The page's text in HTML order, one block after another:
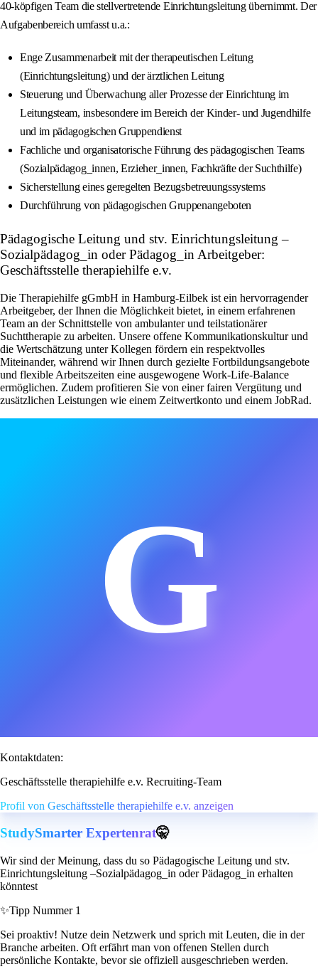
40-köpfigen Team die stellvertretende Einrichtungsleitung übernimmt. Der
Aufgabenbereich umfasst u.a.:
Enge Zusammenarbeit mit der therapeutischen Leitung
(Einrichtungsleitung) und der ärztlichen Leitung
Steuerung und Überwachung aller Prozesse der Einrichtung im
Leitungsteam, insbesondere im Bereich der Kinder- und Jugendhilfe
und im pädagogischen Gruppendienst
Fachliche und organisatorische Führung des pädagogischen Teams
(Sozialpädagog_innen, Erzieher_innen, Fachkräfte der Suchthilfe)
Sicherstellung eines geregelten Bezugsbetreuungssystems
Durchführung von pädagogischen Gruppenangeboten
Pädagogische Leitung und stv. Einrichtungsleitung –
Sozialpädagog_in oder Pädagog_in Arbeitgeber:
Geschäftsstelle therapiehilfe e.v.
Die Therapiehilfe gGmbH in Hamburg-Eilbek ist ein hervorragender
Arbeitgeber, der Ihnen die Möglichkeit bietet, in einem erfahrenen
Team an der Schnittstelle von ambulanter und teilstationärer
Suchttherapie zu arbeiten. Unsere offene Kommunikationskultur und
die Wertschätzung unter Kollegen fördern ein respektvolles
Miteinander, während wir Ihnen durch gezielte Fortbildungsangebote
und flexible Arbeitszeiten eine ausgewogene Work-Life-Balance
ermöglichen. Zudem profitieren Sie von einer fairen Vergütung und
zusätzlichen Leistungen wie einem Zeitwertkonto und einem JobRad.
G
Kontaktdaten:
Geschäftsstelle therapiehilfe e.v. Recruiting-Team
Profil von Geschäftsstelle therapiehilfe e.v. anzeigen
StudySmarter Expertenrat🤫
Wir sind der Meinung, dass du so Pädagogische Leitung und stv.
Einrichtungsleitung –Sozialpädagog_in oder Pädagog_in erhalten
könntest
✨Tipp Nummer 1
Sei proaktiv! Nutze dein Netzwerk und sprich mit Leuten, die in der
Branche arbeiten. Oft erfährt man von offenen Stellen durch
persönliche Kontakte, bevor sie offiziell ausgeschrieben werden.